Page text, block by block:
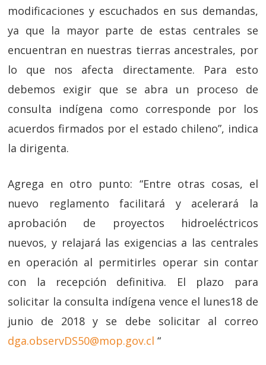
modificaciones y escuchados en sus demandas,
ya que la mayor parte de estas centrales se
encuentran en nuestras tierras ancestrales, por
lo que nos afecta directamente. Para esto
debemos exigir que se abra un proceso de
consulta indígena como corresponde por los
acuerdos firmados por el estado chileno”, indica
la dirigenta.
Agrega en otro punto: “Entre otras cosas, el
nuevo reglamento facilitará y acelerará la
aprobación de proyectos hidroeléctricos
nuevos, y relajará las exigencias a las centrales
en operación al permitirles operar sin contar
con la recepción definitiva. El plazo para
solicitar la consulta indígena vence el lunes18 de
junio de 2018 y se debe solicitar al correo
dga.observDS50@mop.gov.cl “